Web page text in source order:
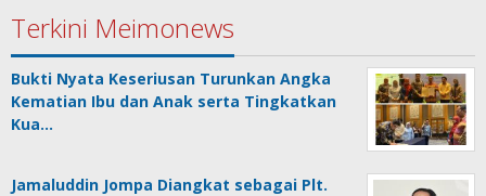
Terkini Meimonews
Bukti Nyata Keseriusan Turunkan Angka
Kematian Ibu dan Anak serta Tingkatkan
Kua…
Jamaluddin Jompa Diangkat sebagai Plt.